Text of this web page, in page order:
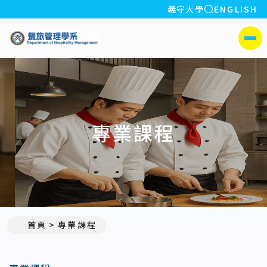
:::
義守大學 全站搜索
ENGLISH
側選單
專業課程
首頁 專業課程